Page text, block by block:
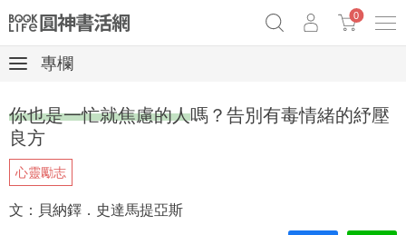
Netflix話題章魚小說！
0
專欄
你也是一忙就焦慮的人嗎？告別有毒情緒的紓壓
良方
心靈勵志
文：貝納鐸．史達馬提亞斯